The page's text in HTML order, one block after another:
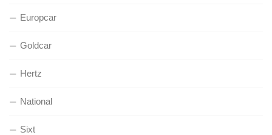
Europcar
Goldcar
Hertz
National
Sixt